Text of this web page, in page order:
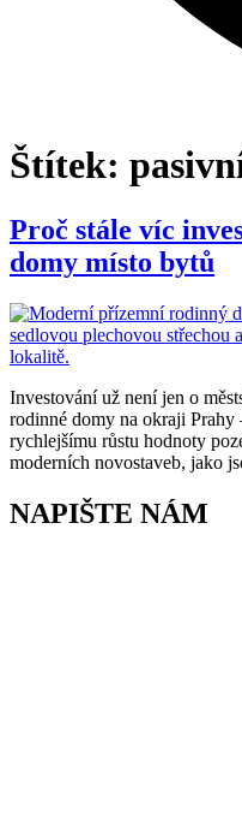
Štítek:
Proč stále víc
domy místo bytů
Investování už není jen o
rodinné domy na okraji
rychlejšímu růstu hodnoty
moderních novostaveb, jako
NAPIŠTE NÁM